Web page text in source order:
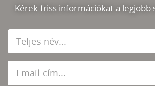
Kérek friss információkat a legjobb